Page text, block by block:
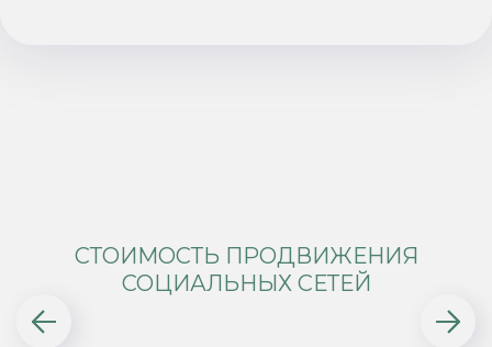
СТОИМОСТЬ ПРОДВИЖЕНИЯ
СОЦИАЛЬНЫХ СЕТЕЙ